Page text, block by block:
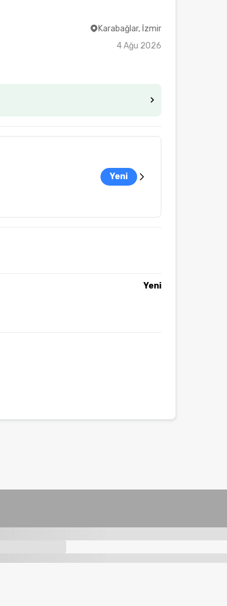
Karabağlar, İzmir
4 Ağu 2026
Yeni
Yeni